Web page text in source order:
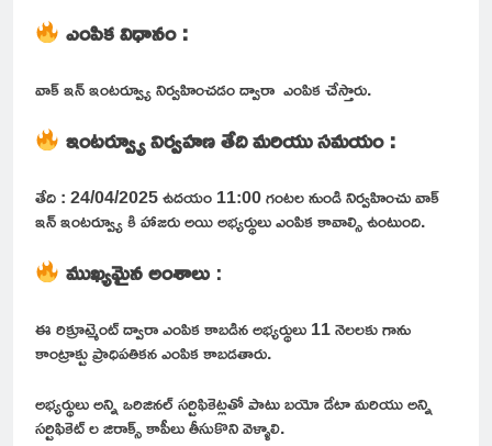
ఎంపిక విధానం :
వాక్ ఇన్ ఇంటర్వ్యూ నిర్వహించడం ద్వారా ఎంపిక చేస్తారు.
ఇంటర్వ్యూ నిర్వహణ తేది మరియు సమయం :
తేది : 24/04/2025 ఉదయం 11:00 గంటల నుండి నిర్వహించు వాక్
ఇన్ ఇంటర్వ్యూ కి హాజరు అయి అభ్యర్థులు ఎంపిక కావాల్సి ఉంటుంది.
ముఖ్యమైన అంశాలు:
ఈ రిక్రూట్మెంట్ ద్వారా ఎంపిక కాబడిన అభ్యర్థులు 11 నెలలకు గాను
కాంట్రాక్టు ప్రాధిపతికన ఎంపిక కాబడతారు.
అభ్యర్థులు అన్ని ఒరిజినల్ సర్టిఫికెట్లతో పాటు బయో డేటా మరియు అన్ని
సర్టిఫికెట్ ల జిరాక్స్ కాపీలు తీసుకొని వెళ్ళాలి.